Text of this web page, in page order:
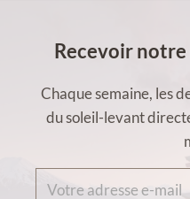
Recevoir
Chaque semaine, les
du soleil-levant